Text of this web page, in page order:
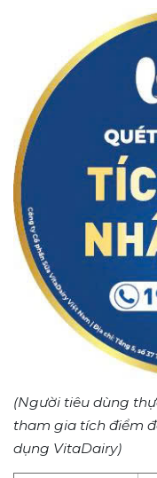
(Người tiêu dùng
tham gia tích điểm
dụng VitaDairy)